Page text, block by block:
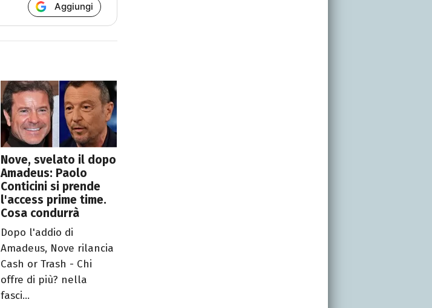
Aggiungi
Nove, svelato il dopo
Amadeus: Paolo
Conticini si prende
l'access prime time.
Cosa condurrà
Dopo l'addio di
Amadeus, Nove rilancia
Cash or Trash - Chi
offre di più? nella
fasci...